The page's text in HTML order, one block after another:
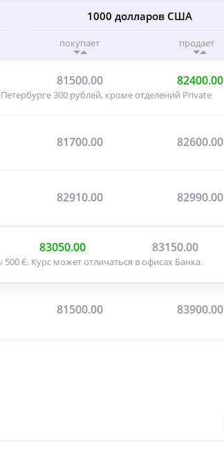
1000 долларов США
покупает продает
81500.00 82400.00
300 рублей, кроме отделений Private
81700.00 82600.00
82910.00 82990.00
83050.00 83150.00
€. Курс может отличаться в офисах Банка.
81500.00 83900.00